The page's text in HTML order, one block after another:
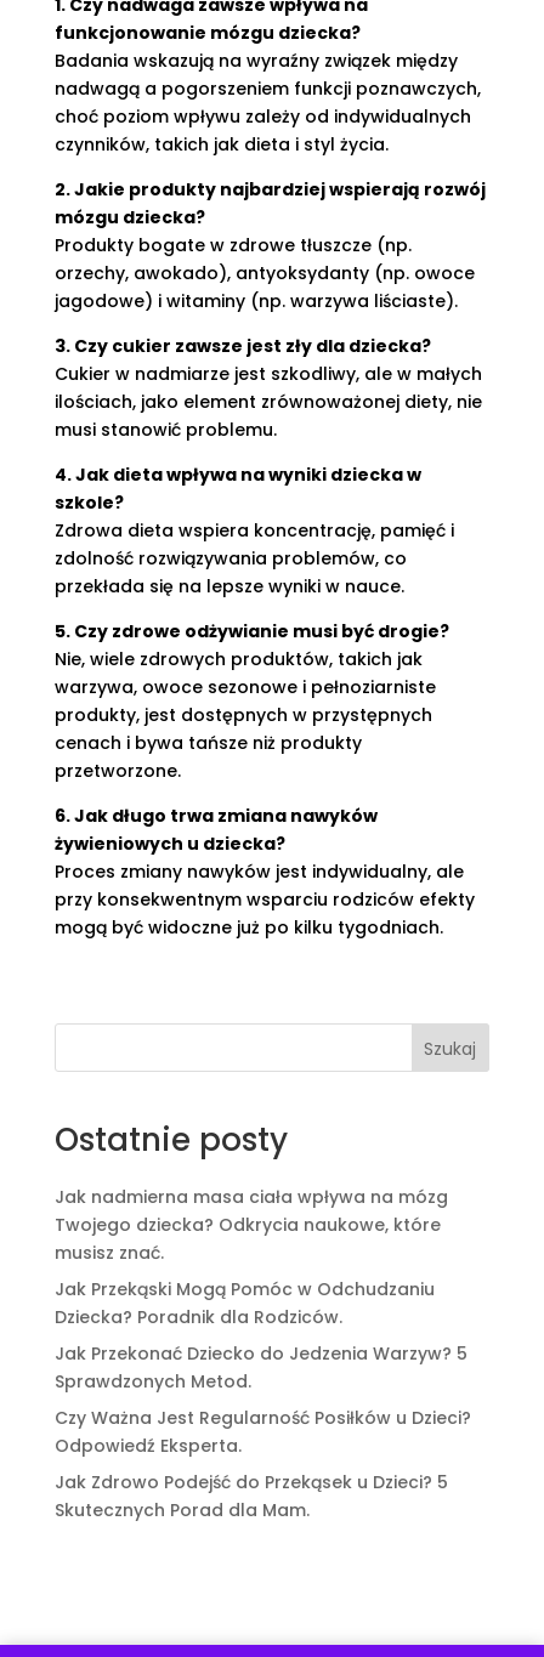
1. Czy nadwaga zawsze wpływa na
funkcjonowanie mózgu dziecka?
Badania wskazują na wyraźny związek między
nadwagą a pogorszeniem funkcji poznawczych,
choć poziom wpływu zależy od indywidualnych
czynników, takich jak dieta i styl życia.
2. Jakie produkty najbardziej wspierają rozwój
mózgu dziecka?
Produkty bogate w zdrowe tłuszcze (np.
orzechy, awokado), antyoksydanty (np. owoce
jagodowe) i witaminy (np. warzywa liściaste).
3. Czy cukier zawsze jest zły dla dziecka?
Cukier w nadmiarze jest szkodliwy, ale w małych
ilościach, jako element zrównoważonej diety, nie
musi stanowić problemu.
4. Jak dieta wpływa na wyniki dziecka w
szkole?
Zdrowa dieta wspiera koncentrację, pamięć i
zdolność rozwiązywania problemów, co
przekłada się na lepsze wyniki w nauce.
5. Czy zdrowe odżywianie musi być drogie?
Nie, wiele zdrowych produktów, takich jak
warzywa, owoce sezonowe i pełnoziarniste
produkty, jest dostępnych w przystępnych
cenach i bywa tańsze niż produkty
przetworzone.
6. Jak długo trwa zmiana nawyków
żywieniowych u dziecka?
Proces zmiany nawyków jest indywidualny, ale
przy konsekwentnym wsparciu rodziców efekty
mogą być widoczne już po kilku tygodniach.
Szukaj
Ostatnie posty
Jak nadmierna masa ciała wpływa na mózg
Twojego dziecka? Odkrycia naukowe, które
musisz znać.
Jak Przekąski Mogą Pomóc w Odchudzaniu
Dziecka? Poradnik dla Rodziców.
Jak Przekonać Dziecko do Jedzenia Warzyw? 5
Sprawdzonych Metod.
Czy Ważna Jest Regularność Posiłków u Dzieci?
Odpowiedź Eksperta.
Jak Zdrowo Podejść do Przekąsek u Dzieci? 5
Skutecznych Porad dla Mam.